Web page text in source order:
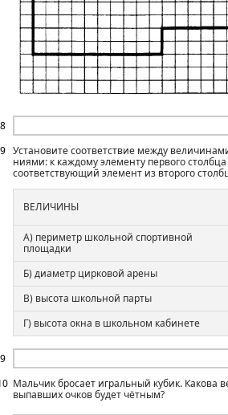
8
9
9
Установите соответствие между
ниями: к каждому элементу первого
соответствующий элемент из второго
ВЕЛИЧИНЫ
А) периметр школьной спортивной
площадки
Б) диаметр цирковой арены
В) высота школьной парты
Г) высота окна в школьном кабинете
Мальчик бросает игральный кубик. Какова
выпавших очков будет чётным?